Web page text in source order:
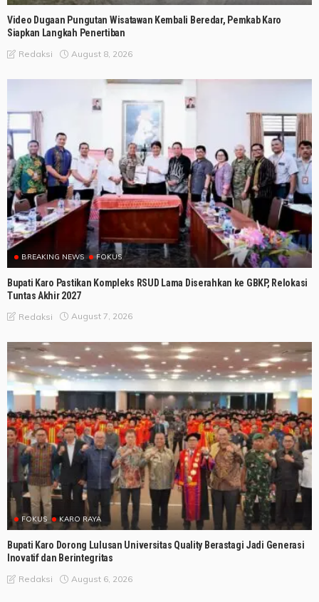
Video Dugaan Pungutan Wisatawan Kembali Beredar, Pemkab Karo
Siapkan Langkah Penertiban
Redaksi August 8, 2026
BREAKING NEWS FOKUS
Bupati Karo Pastikan Kompleks RSUD Lama Diserahkan ke GBKP, Relokasi
Tuntas Akhir 2027
Redaksi August 7, 2026
FOKUS KARO RAYA
Bupati Karo Dorong Lulusan Universitas Quality Berastagi Jadi Generasi
Inovatif dan Berintegritas
Redaksi August 6, 2026